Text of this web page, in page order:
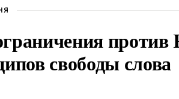
свободы слова